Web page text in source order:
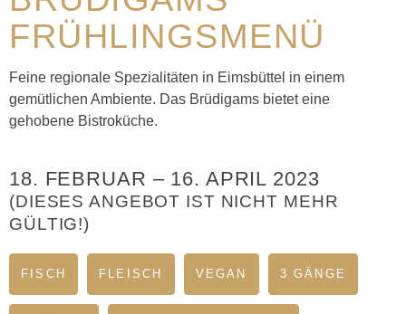
FRÜHLINGSMENÜ
Feine regionale Spezialitäten in Eimsbüttel in einem
gemütlichen Ambiente. Das Brüdigams bietet eine
gehobene Bistroküche.
18. FEBRUAR – 16. APRIL 2023
(DIESES ANGEBOT IST NICHT MEHR
GÜLTIG!)
FISCH FLEISCH VEGAN 3 GÄNGE